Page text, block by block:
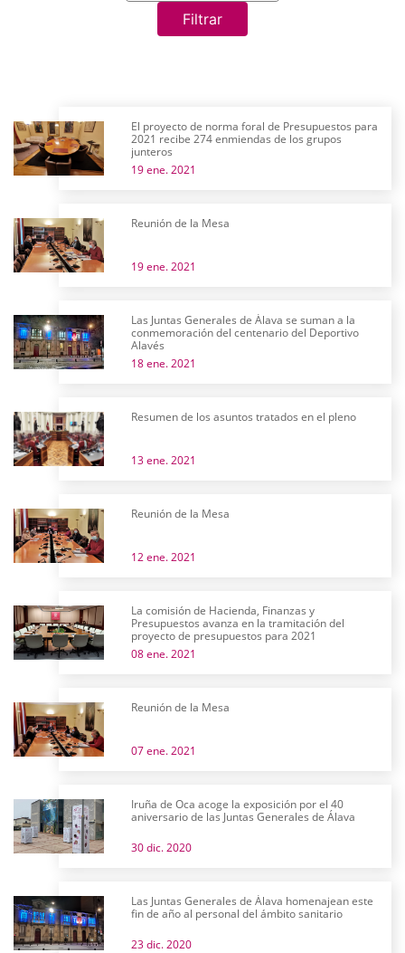
Filtrar
El proyecto de norma foral de Presupuestos para
2021 recibe 274 enmiendas de los grupos
junteros
19 ene. 2021
Reunión de la Mesa
19 ene. 2021
Las Juntas Generales de Álava se suman a la
conmemoración del centenario del Deportivo
Alavés
18 ene. 2021
Resumen de los asuntos tratados en el pleno
13 ene. 2021
Reunión de la Mesa
12 ene. 2021
La comisión de Hacienda, Finanzas y
Presupuestos avanza en la tramitación del
proyecto de presupuestos para 2021
08 ene. 2021
Reunión de la Mesa
07 ene. 2021
Iruña de Oca acoge la exposición por el 40
aniversario de las Juntas Generales de Álava
30 dic. 2020
Las Juntas Generales de Álava homenajean este
fin de año al personal del ámbito sanitario
23 dic. 2020